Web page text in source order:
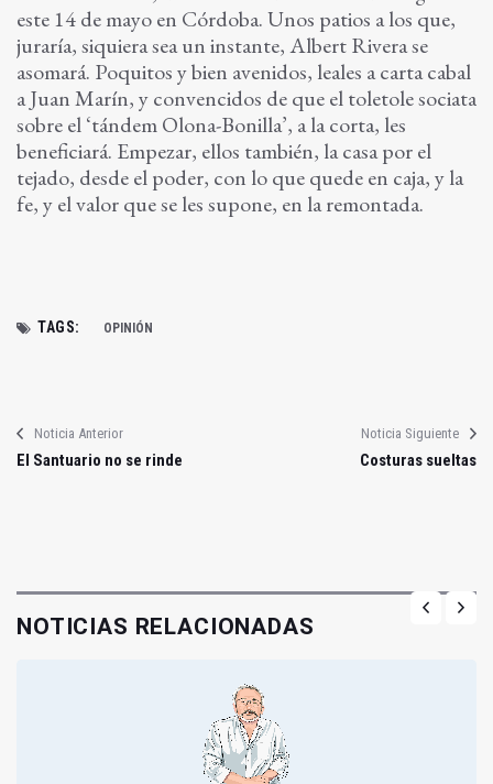
este 14 de mayo en Córdoba. Unos patios a los que,
juraría, siquiera sea un instante, Albert Rivera se
asomará. Poquitos y bien avenidos, leales a carta cabal
a Juan Marín, y convencidos de que el toletole sociata
sobre el ‘tándem Olona-Bonilla’, a la corta, les
beneficiará. Empezar, ellos también, la casa por el
tejado, desde el poder, con lo que quede en caja, y la
fe, y el valor que se les supone, en la remontada.
TAGS: OPINIÓN
Noticia Anterior
El Santuario no se rinde
Noticia Siguiente
Costuras sueltas
NOTICIAS RELACIONADAS